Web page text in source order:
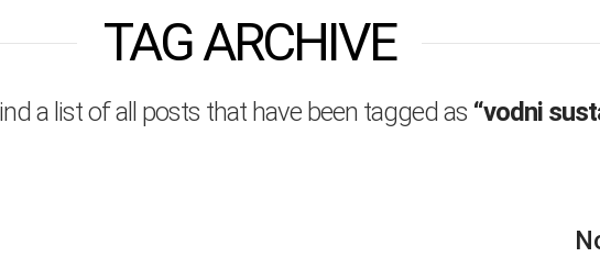
TAG ARCHIVE
a list of all posts that have been tagged as “vodni